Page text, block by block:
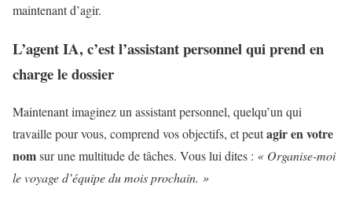
maintenant d’agir.
L’agent IA, c’est l’assistant personnel qui prend en
charge le dossier
Maintenant imaginez un assistant personnel, quelqu’un qui
travaille pour vous, comprend vos objectifs, et peutagir en votre
nomsur une multitude de tâches. Vous lui dites : « Organise-moi
le voyage d’équipe du mois prochain. »